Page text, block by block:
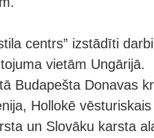
centrs” izstādīti
vietām Ungārijā.
Budapešta Donavas
Hollokē
un Slovāku karsta